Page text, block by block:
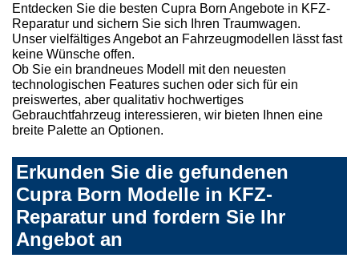
Entdecken Sie die besten Cupra Born Angebote in KFZ-
Reparatur und sichern Sie sich Ihren Traumwagen.
Unser vielfältiges Angebot an Fahrzeugmodellen lässt fast
keine Wünsche offen.
Ob Sie ein brandneues Modell mit den neuesten
technologischen Features suchen oder sich für ein
preiswertes, aber qualitativ hochwertiges
Gebrauchtfahrzeug interessieren, wir bieten Ihnen eine
breite Palette an Optionen.
Erkunden Sie die gefundenen
Cupra Born Modelle in KFZ-
Reparatur und fordern Sie Ihr
Angebot an